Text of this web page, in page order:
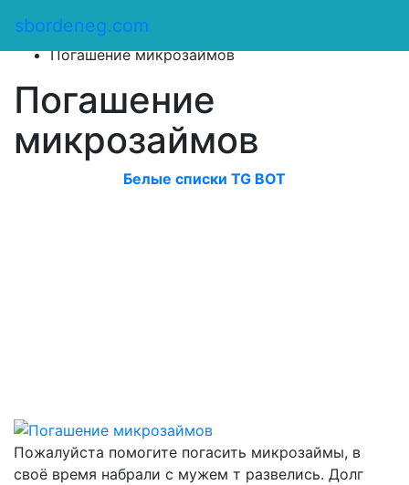
sbordeneg.com
Оказать помощь
Погашение микрозаймов
Погашение
микрозаймов
Белые списки TG BOT
Пожалуйста помогите погасить микрозаймы, в
своё время набрали с мужем т развелись. Долг